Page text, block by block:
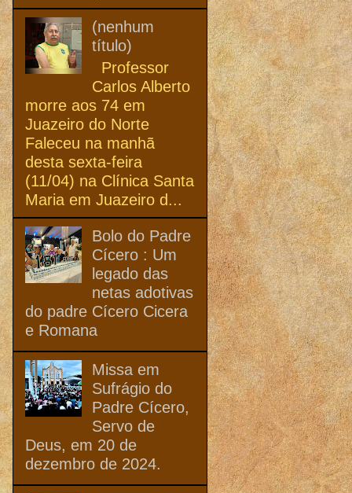
(nenhum
título)
Professor
Carlos Alberto
morre aos 74 em
Juazeiro do Norte
Faleceu na manhã
desta sexta-feira
(11/04) na Clínica Santa
Maria em Juazeiro d...
Bolo do Padre
Cícero : Um
legado das
netas adotivas
do padre Cícero Cicera
e Romana
Missa em
Sufrágio do
Padre Cícero,
Servo de
Deus, em 20 de
dezembro de 2024.